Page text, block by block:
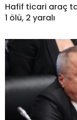
Hafif ticari araç
1 ölü, 2 yaralı